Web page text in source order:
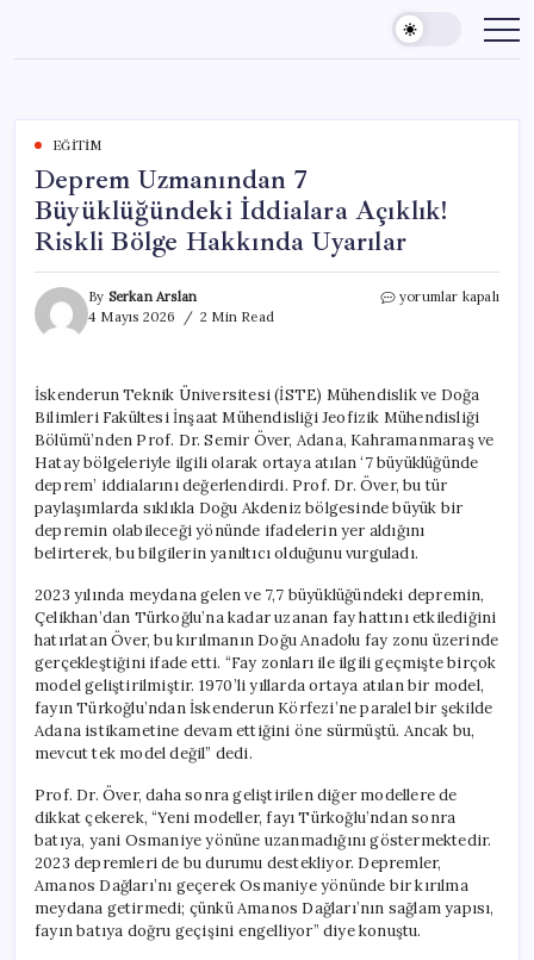
content
EĞITIM
Deprem Uzmanından 7
Büyüklüğündeki İddialara Açıklık!
Riskli Bölge Hakkında Uyarılar
By Serkan Arslan
4 Mayıs 2026
2 Min Read
Deprem
Açıklık!
Riskli
Bölge
Hakkında
Uyarılar
için
yorumlar kapalı
İskenderun Teknik Üniversitesi (İSTE) Mühendislik ve Doğa
Bilimleri Fakültesi İnşaat Mühendisliği Jeofizik Mühendisliği
Bölümü’nden Prof. Dr. Semir Över, Adana, Kahramanmaraş ve
Hatay bölgeleriyle ilgili olarak ortaya atılan ‘7 büyüklüğünde
deprem’ iddialarını değerlendirdi. Prof. Dr. Över, bu tür
paylaşımlarda sıklıkla Doğu Akdeniz bölgesinde büyük bir
depremin olabileceği yönünde ifadelerin yer aldığını
belirterek, bu bilgilerin yanıltıcı olduğunu vurguladı.
2023 yılında meydana gelen ve 7,7 büyüklüğündeki depremin,
Çelikhan’dan Türkoğlu’na kadar uzanan fay hattını etkilediğini
hatırlatan Över, bu kırılmanın Doğu Anadolu fay zonu üzerinde
gerçekleştiğini ifade etti. “Fay zonları ile ilgili geçmişte birçok
model geliştirilmiştir. 1970’li yıllarda ortaya atılan bir model,
fayın Türkoğlu’ndan İskenderun Körfezi’ne paralel bir şekilde
Adana istikametine devam ettiğini öne sürmüştü. Ancak bu,
mevcut tek model değil” dedi.
Prof. Dr. Över, daha sonra geliştirilen diğer modellere de
dikkat çekerek, “Yeni modeller, fayı Türkoğlu’ndan sonra
batıya, yani Osmaniye yönüne uzanmadığını göstermektedir.
2023 depremleri de bu durumu destekliyor. Depremler,
Amanos Dağları’nı geçerek Osmaniye yönünde bir kırılma
meydana getirmedi; çünkü Amanos Dağları’nın sağlam yapısı,
fayın batıya doğru geçişini engelliyor” diye konuştu.